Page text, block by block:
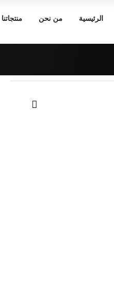
الرئيسية من نحن منتجاتنا